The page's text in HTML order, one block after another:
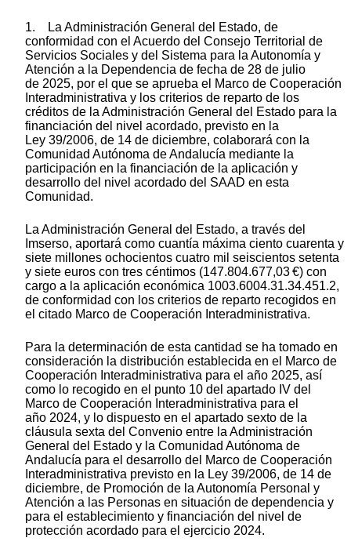
1. La Administración General del Estado, de
conformidad con el Acuerdo del Consejo Territorial de
Servicios Sociales y del Sistema para la Autonomía y
Atención a la Dependencia de fecha de 28 de julio
de 2025, por el que se aprueba el Marco de Cooperación
Interadministrativa y los criterios de reparto de los
créditos de la Administración General del Estado para la
financiación del nivel acordado, previsto en la
Ley 39/2006, de 14 de diciembre, colaborará con la
Comunidad Autónoma de Andalucía mediante la
participación en la financiación de la aplicación y
desarrollo del nivel acordado del SAAD en esta
Comunidad.
La Administración General del Estado, a través del
Imserso, aportará como cuantía máxima ciento cuarenta y
siete millones ochocientos cuatro mil seiscientos setenta
y siete euros con tres céntimos (147.804.677,03 €) con
cargo a la aplicación económica 1003.6004.31.34.451.2,
de conformidad con los criterios de reparto recogidos en
el citado Marco de Cooperación Interadministrativa.
Para la determinación de esta cantidad se ha tomado en
consideración la distribución establecida en el Marco de
Cooperación Interadministrativa para el año 2025, así
como lo recogido en el punto 10 del apartado IV del
Marco de Cooperación Interadministrativa para el
año 2024, y lo dispuesto en el apartado sexto de la
cláusula sexta del Convenio entre la Administración
General del Estado y la Comunidad Autónoma de
Andalucía para el desarrollo del Marco de Cooperación
Interadministrativa previsto en la Ley 39/2006, de 14 de
diciembre, de Promoción de la Autonomía Personal y
Atención a las Personas en situación de dependencia y
para el establecimiento y financiación del nivel de
protección acordado para el ejercicio 2024.